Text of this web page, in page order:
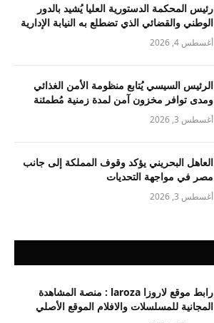
رئيس المحكمة الدستورية العليا يُشيد بالدور
الوطني والقضائي الذي تضطلع به النيابة الإدارية
أغسطس 4, 2026
الرئيس السيسي يُتابع منظومة الأمن الغذائي
ومدى توافر مخزون آمن لمدة زمنية مُطمئنة
أغسطس 3, 2026
العاهل البحريني يؤكد وقوف المملكة إلى جانب
مصر في مواجهة التحديات
أغسطس 3, 2026
رابط موقع لاروزا laroza : منصة المشاهدة
المجانية للمسلسلات والافلام الموقع الأصلي